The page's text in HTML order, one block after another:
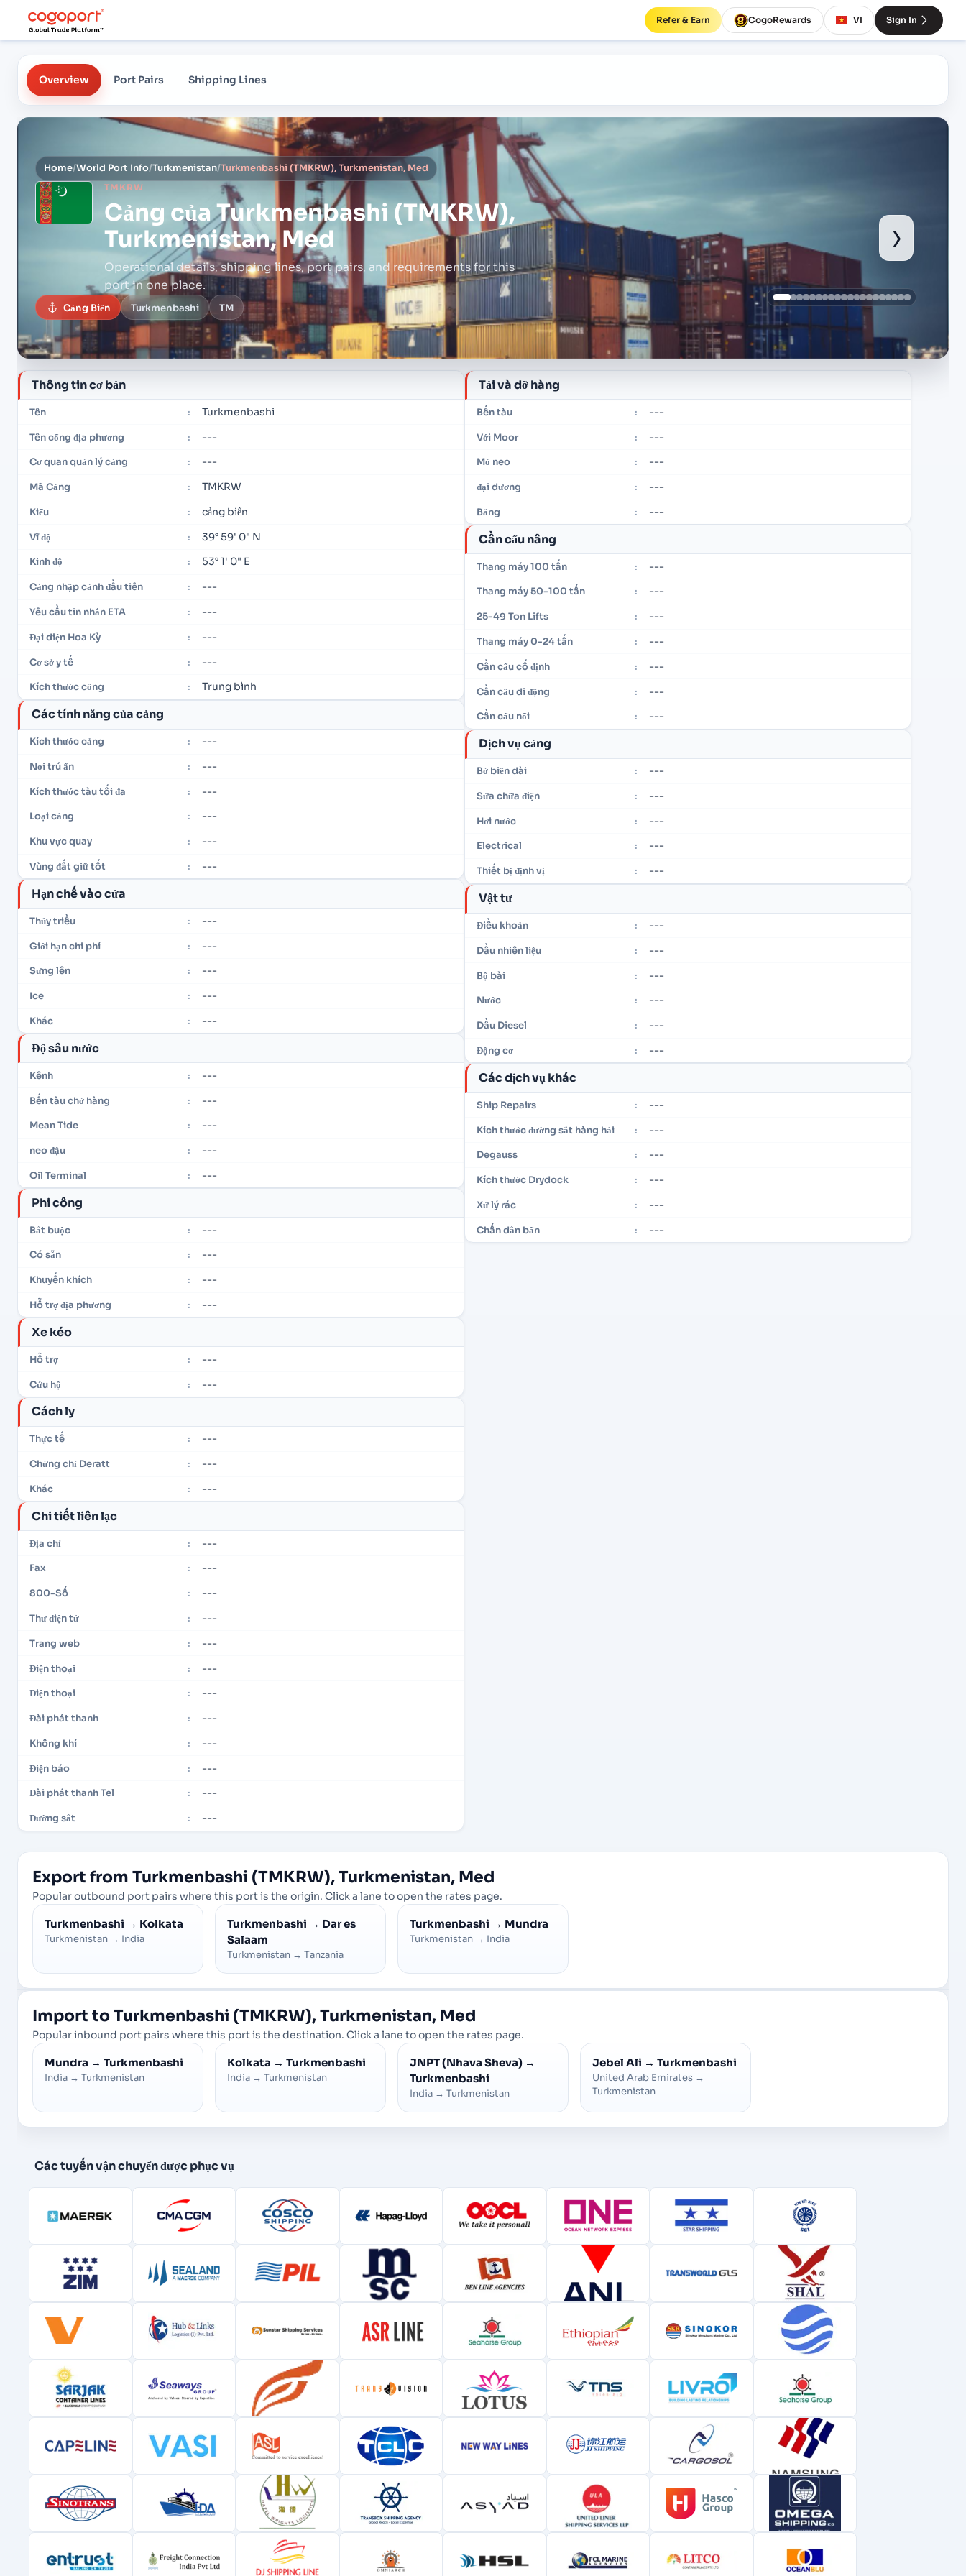
Refer & Earn CogoRewards VI Sign In
Overview Port Pairs Shipping Lines
Home/World Port Info/Turkmenistan/Turkmenbashi (TMKRW), Turkmenistan, Med
TMKRW
Cảng củaTurkmenbashi (TMKRW),
Turkmenistan, Med
Operational details, shipping lines, port pairs, and requirements for this
port in one place.
Cảng Biển Turkmenbashi TM
›
Thông tin cơ bản
Tên : Turkmenbashi
Tên cổng địa phương : ---
Cơ quan quản lý cảng : ---
Mã Cảng : TMKRW
Kiểu : cảng biển
Vĩ độ : 39° 59' 0" N
Kinh độ : 53° 1' 0" E
Cảng nhập cảnh đầu tiên : ---
Yêu cầu tin nhắn ETA : ---
Đại diện Hoa Kỳ : ---
Cơ sở y tế : ---
Kích thước cổng : Trung bình
Các tính năng của cảng
Kích thước cảng : ---
Nơi trú ẩn : ---
Kích thước tàu tối đa : ---
Loại cảng : ---
Khu vực quay : ---
Vùng đất giữ tốt : ---
Hạn chế vào cửa
Thủy triều : ---
Giới hạn chi phí : ---
Sưng lên : ---
Ice : ---
Khác : ---
Độ sâu nước
Kênh : ---
Bến tàu chở hàng : ---
Mean Tide : ---
neo đậu : ---
Oil Terminal : ---
Phi công
Bắt buộc : ---
Có sẵn : ---
Khuyến khích : ---
Hỗ trợ địa phương : ---
Xe kéo
Hỗ trợ : ---
Cứu hộ : ---
Cách ly
Thực tế : ---
Chứng chỉ Deratt : ---
Khác : ---
Chi tiết liên lạc
Địa chỉ : ---
Fax : ---
800-Số : ---
Thư điện tử : ---
Trang web : ---
Điện thoại : ---
Điện thoại : ---
Đài phát thanh : ---
Không khí : ---
Điện báo : ---
Đài phát thanh Tel : ---
Đường sắt : ---
Tải và dỡ hàng
Bến tàu : ---
Với Moor : ---
Mỏ neo : ---
đại dương : ---
Băng : ---
Cần cẩu nâng
Thang máy 100 tấn : ---
Thang máy 50-100 tấn : ---
25-49 Ton Lifts : ---
Thang máy 0-24 tấn : ---
Cần cẩu cố định : ---
Cần cẩu di động : ---
Cần cẩu nổi : ---
Dịch vụ cảng
Bờ biển dài : ---
Sửa chữa điện : ---
Hơi nước : ---
Electrical : ---
Thiết bị định vị : ---
Vật tư
Điều khoản : ---
Dầu nhiên liệu : ---
Bộ bài : ---
Nước : ---
Dầu Diesel : ---
Động cơ : ---
Các dịch vụ khác
Ship Repairs : ---
Kích thước đường sắt hàng hải : ---
Degauss : ---
Kích thước Drydock : ---
Xử lý rác : ---
Chấn dằn bẩn : ---
Export from Turkmenbashi (TMKRW), Turkmenistan, Med
Popular outbound port pairs where this port is the origin. Click a lane to open the rates page.
Turkmenbashi → Kolkata
Turkmenistan → India
Turkmenbashi → Dar es
Salaam
Turkmenistan → Tanzania
Turkmenbashi → Mundra
Turkmenistan → India
Import to Turkmenbashi (TMKRW), Turkmenistan, Med
Popular inbound port pairs where this port is the destination. Click a lane to open the rates page.
Mundra → Turkmenbashi
India → Turkmenistan
Kolkata → Turkmenbashi
India → Turkmenistan
JNPT (Nhava Sheva) →
Turkmenbashi
India → Turkmenistan
Jebel Ali → Turkmenbashi
United Arab Emirates →
Turkmenistan
Các tuyến vận chuyển được phục vụ